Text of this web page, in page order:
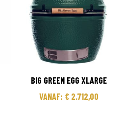
BIG GREEN EGG XLARGE
VANAF: €2.712,00